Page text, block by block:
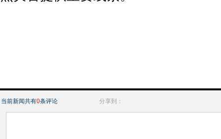
当前新闻共有0条评论 分享到：